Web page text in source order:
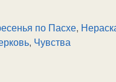
по Пасхе,
, Чувства